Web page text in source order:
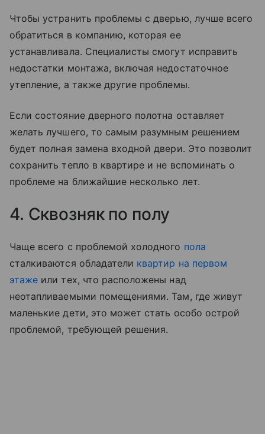
Чтобы устранить проблемы с дверью, лучше всего
обратиться в компанию, которая ее
устанавливала. Специалисты смогут исправить
недостатки монтажа, включая недостаточное
утепление, а также другие проблемы.
Если состояние дверного полотна оставляет
желать лучшего, то самым разумным решением
будет полная замена входной двери. Это позволит
сохранить тепло в квартире и не вспоминать о
проблеме на ближайшие несколько лет.
4. Сквозняк по полу
Чаще всего с проблемой холодного пола
сталкиваются обладатели квартир на первом
этаже или тех, что расположены над
неотапливаемыми помещениями. Там, где живут
маленькие дети, это может стать особо острой
проблемой, требующей решения.